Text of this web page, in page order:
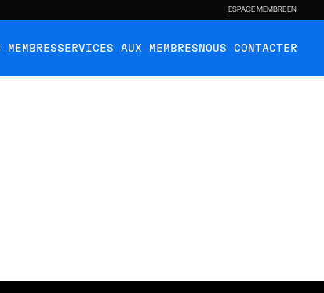
ESPACE MEMBREEN
MEMBRESSERVICES AUX MEMBRES NOUS CONTACTER